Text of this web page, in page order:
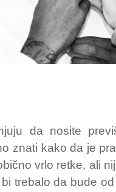
da nosite
znati kako da je
vrlo retke, ali
trebalo da bude